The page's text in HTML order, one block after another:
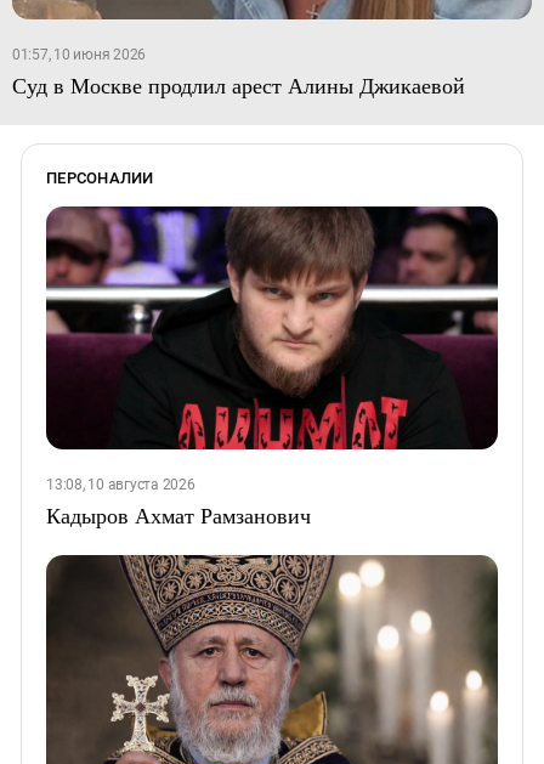
01:57, 10 июня 2026
Суд в Москве продлил арест Алины Джикаевой
ПЕРСОНАЛИИ
13:08, 10 августа 2026
Кадыров Ахмат Рамзанович